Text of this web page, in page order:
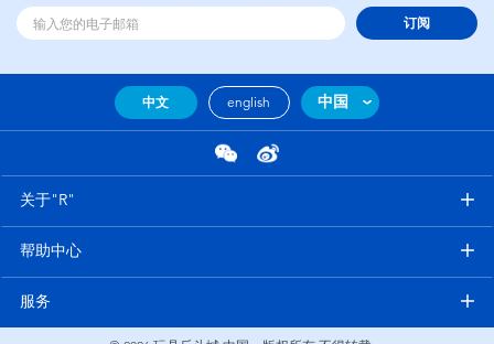
订阅
中文 english 中国
关于"R"
帮助中心
服务